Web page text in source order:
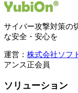
サイバー攻撃対策の
な安全・安心を
運営： 株式会社ソフ
アンス正会員
ソリューション